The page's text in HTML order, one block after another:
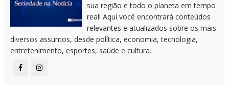
sua região e todo o planeta em tempo
real! Aqui você encontrará conteúdos
relevantes e atualizados sobre os mais
diversos assuntos, desde política, economia, tecnologia,
entretenimento, esportes, saúde e cultura.